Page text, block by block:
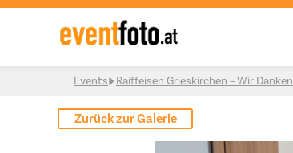
Skip to content
Events Raiffeisen Grieskirchen – Wir Danken
Zurück zur Galerie